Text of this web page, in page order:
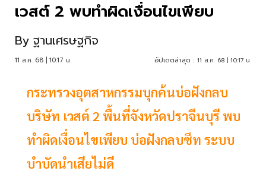
เวสต์ 2 พบทำผิดเงื่อนไขเพียบ
By ฐานเศรษฐกิจ
11 ส.ค. 68 | 10:17 น. อัปเดตล่าสุด : 11 ส.ค. 68 | 10:17 น.
กระทรวงอุตสาหกรรมบุกค้นบ่อฝังกลบ
บริษัท เวสต์ 2 พื้นที่จังหวัดปราจีนบุรี พบ
ทำผิดเงื่อนไขเพียบ บ่อฝังกลบซึท ระบบ
บำบัดนำเสียไม่ดี